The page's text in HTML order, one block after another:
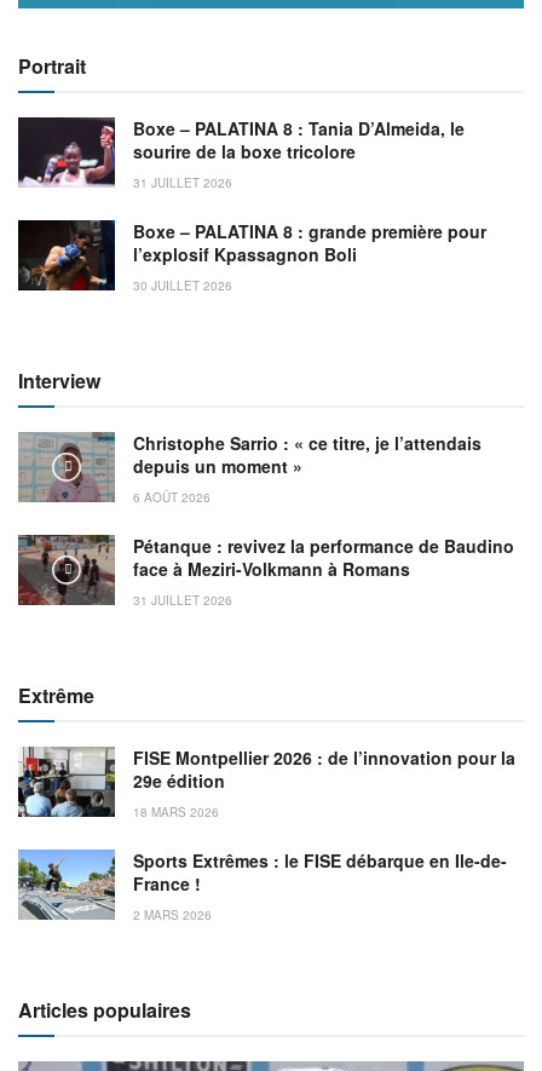
Portrait
Boxe – PALATINA 8 : Tania D’Almeida, le
sourire de la boxe tricolore
31 JUILLET 2026
Boxe – PALATINA 8 : grande première pour
l’explosif Kpassagnon Boli
30 JUILLET 2026
Interview
Christophe Sarrio : « ce titre, je l’attendais
depuis un moment »
6 AOÛT 2026
Pétanque : revivez la performance de Baudino
face à Meziri-Volkmann à Romans
31 JUILLET 2026
Extrême
FISE Montpellier 2026 : de l’innovation pour la
29e édition
18 MARS 2026
Sports Extrêmes : le FISE débarque en Ile-de-
France !
2 MARS 2026
Articles populaires